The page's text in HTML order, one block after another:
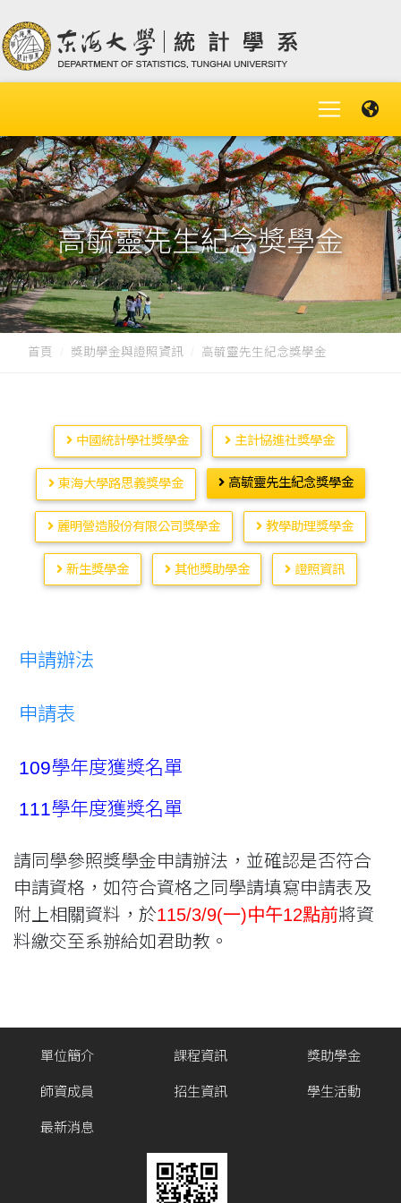
高毓靈先生紀念獎學金
首頁 獎助學金與證照資訊 高毓靈先生紀念獎學金
中國統計學社獎學金 主計協進社獎學金
東海大學路思義獎學金 高毓靈先生紀念獎學金
麗明營造股份有限公司獎學金 教學助理獎學金
新生獎學金 其他獎助學金 證照資訊
申請辦法
申請表
109學年度獲獎名單
111學年度獲獎名單
請同學參照獎學金申請辦法，並確認是否符合
申請資格，如符合資格之同學請填寫申請表及
附上相關資料，於115/3/9(一)中午12點前將資
料繳交至系辦給如君助教。
單位簡介
師資成員
最新消息
課程資訊
招生資訊
獎助學金
學生活動